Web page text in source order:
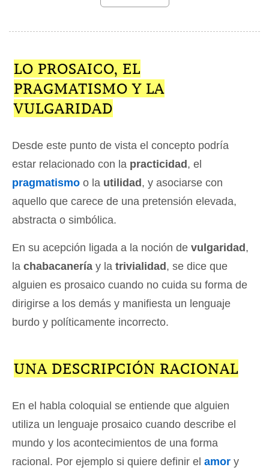
LO PROSAICO, EL
PRAGMATISMO Y LA
VULGARIDAD
Desde este punto de vista el concepto podría
estar relacionado con la practicidad, el
pragmatismo o la utilidad, y asociarse con
aquello que carece de una pretensión elevada,
abstracta o simbólica.
En su acepción ligada a la noción de vulgaridad,
la chabacanería y la trivialidad, se dice que
alguien es prosaico cuando no cuida su forma de
dirigirse a los demás y manifiesta un lenguaje
burdo y políticamente incorrecto.
UNA DESCRIPCIÓN RACIONAL
En el habla coloquial se entiende que alguien
utiliza un lenguaje prosaico cuando describe el
mundo y los acontecimientos de una forma
racional. Por ejemplo si quiere definir el amor y